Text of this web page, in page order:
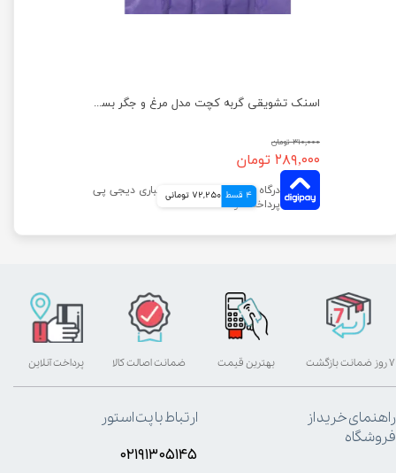
اسنک تشویقی گربه کچت مدل مرغ و جگر بسته 5 عددی
۳۱۰,۰۰۰ تومان
۲۸۹,۰۰۰ تومان
4 قسط 72,250 تومانی
بهترین قیمت پرداخت آنلاین ۷ روز ضمانت بازگشت ضمانت اصالت کالا
راهنمای خرید از
فروشگاه
ارتباط با پت استور
۰۲۱۹۱۳۰۵۱۴۵